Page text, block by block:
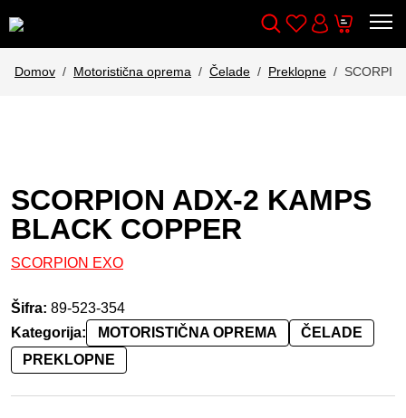
Wishlist
Cart
Domov Motoristična oprema Čelade Preklopne
SCORPION ADX-2 KAMPS
BLACK COPPER
SCORPION EXO
Šifra: 89-523-354
Kategorija:
MOTORISTIČNA OPREMA
ČELADE
PREKLOPNE